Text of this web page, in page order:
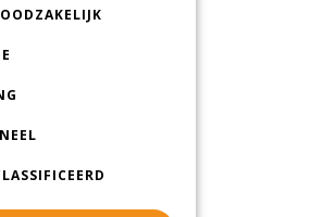
pinterest